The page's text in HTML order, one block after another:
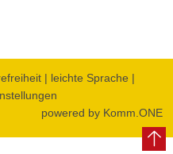
| leichte Sprache
powered by Komm.ONE